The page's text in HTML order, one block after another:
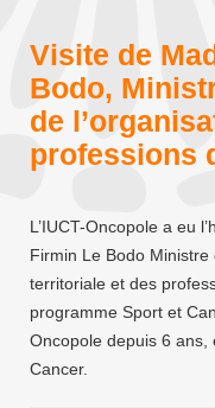
Visite de
Bodo,
de
professions
L’IUCT-Oncopole a eu
Firmin Le Bodo Ministre
territoriale et des
programme Sport et
Oncopole depuis 6 ans,
Cancer.